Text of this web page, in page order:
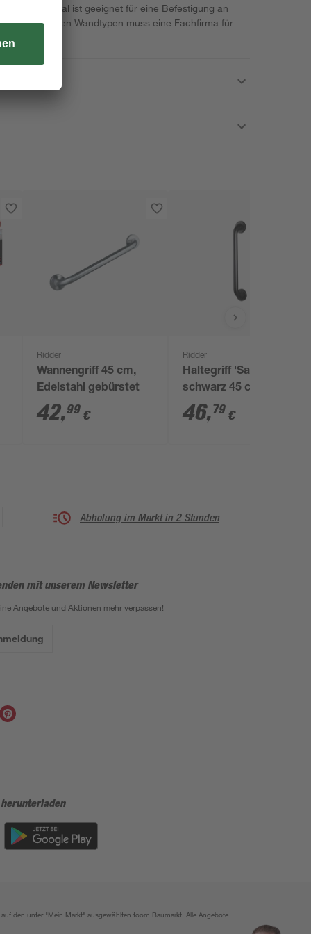
ist geeignet für eine Befestigung an
Bei anderen Wandtypen muss eine Fachfirma für
Ridder
Wannengriff 45 cm,
Edelstahl gebürstet
42,99 €
Ridder
Haltegriff 'Sam' matt
schwarz 45 cm
46,79 €
Abholung im Markt in 2 Stunden
mit unserem Newsletter
Angebote und Aktionen mehr verpassen!
den unter "Mein Markt" ausgewählten toom Baumarkt. Alle Angebote